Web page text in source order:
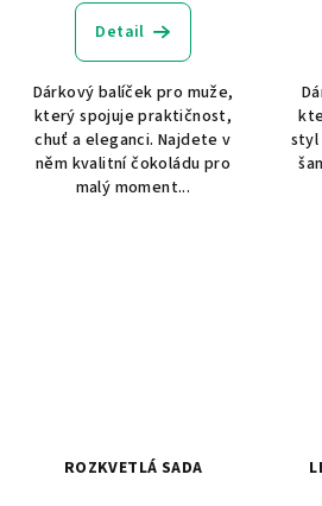
Detail
Dárkový balíček pro muže,
který spojuje praktičnost,
chuť a eleganci. Najdete v
něm kvalitní čokoládu pro
malý moment...
styl
ROZKVETLÁ SADA